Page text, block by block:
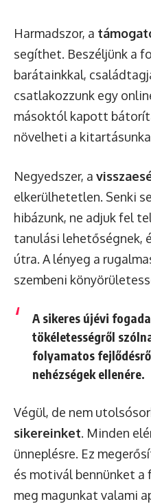
Harmadszor, a
segíthet. Beszéljünk a
barátainkkal,
csatlakozzunk egy
másoktól kapott
növelheti a
Negyedszer, a
elkerülhetetlen. Senki
hibázunk, ne adjuk fel
tanulási lehetőségnek,
útra. A lényeg a
szembeni
A sikeres újévi
tökéletességről
folyamatos
nehézségek ellenére.
Végül, de nem
sikereinket. Minden
ünneplésre. Ez
és motivál bennünket a
meg magunkat valami